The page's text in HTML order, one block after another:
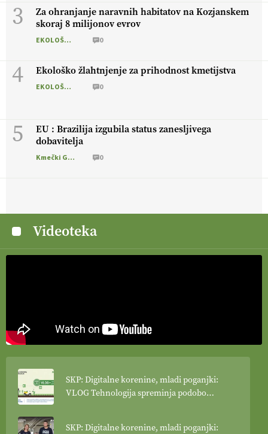
3
Za ohranjanje naravnih habitatov na Kozjanskem
skoraj 8 milijonov evrov
EKOLOŠKO LOGIČNO 0
4 Ekološko žlahtnjenje za prihodnost kmetijstva
EKOLOŠKO LOGIČNO 0
5
EU : Brazilija izgubila status zanesljivega
dobavitelja
Kmečki Glas 0
Videoteka
SKP: Digitalne korenine, mladi poganjki:
VLOG Tehnologija spreminja podobo
SKP: Digitalne korenine, mladi poganjki: